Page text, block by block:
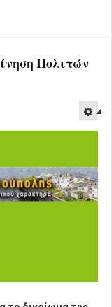
Πολιτών